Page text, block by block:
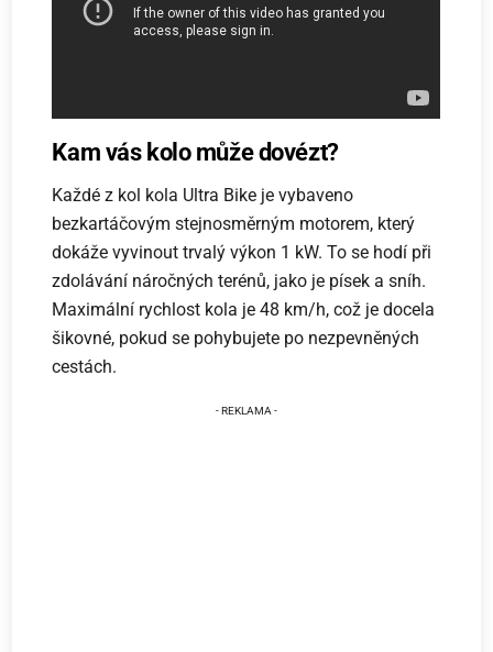
Kam vás kolo může dovézt?
Každé z kol kola Ultra Bike je vybaveno
bezkartáčovým stejnosměrným motorem, který
dokáže vyvinout trvalý výkon 1 kW. To se hodí při
zdolávání náročných terénů, jako je písek a sníh.
Maximální rychlost kola je 48 km/h, což je docela
šikovné, pokud se pohybujete po nezpevněných
cestách.